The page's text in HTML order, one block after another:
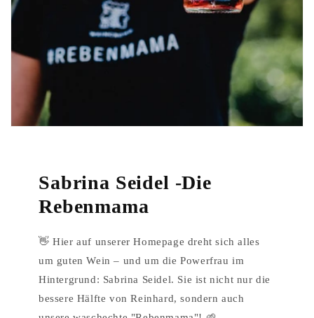
Sabrina Seidel -Die
Rebenmama
👋 Hier auf unserer Homepage dreht sich alles
um guten Wein – und um die Powerfrau im
Hintergrund: Sabrina Seidel. Sie ist nicht nur die
bessere Hälfte von Reinhard, sondern auch